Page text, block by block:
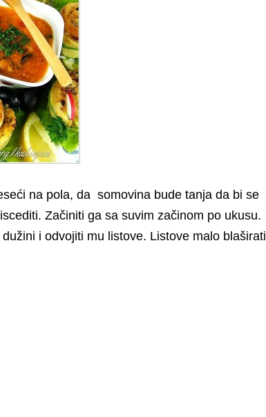
na pola, da somovina bude tanja da bi se
Začiniti ga sa suvim začinom po ukusu.
i odvojiti mu listove. Listove malo blaširati